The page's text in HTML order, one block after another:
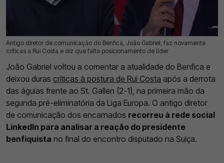
Antigo diretor de comunicação do Benfica, João Gabriel, faz novamente
críticas a Rui Costa e diz que falta posicionamento de líder
26 Jul 2026 | 17:28 | 0
João Gabriel voltou a comentar a atualidade do Benfica e
deixou duras críticas à postura de Rui Costa após a derrota
das águias frente ao St. Gallen (2-1), na primeira mão da
segunda pré-eliminatória da Liga Europa. O antigo diretor
de comunicação dos encarnados recorreu à rede social
LinkedIn para analisar a reação do presidente
benfiquista no final do encontro disputado na Suíça.